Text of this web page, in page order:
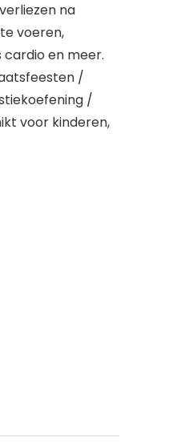
na
voeren,
en meer.
/
/
voor kinderen,